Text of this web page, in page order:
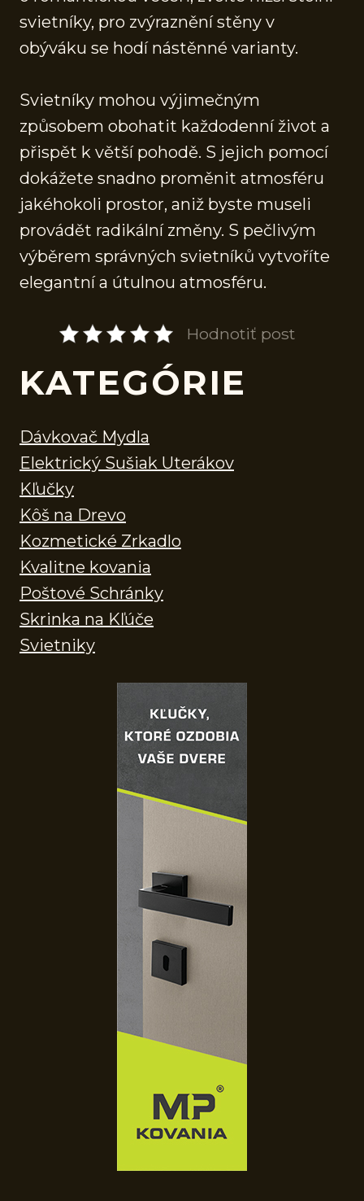
svietníky, pro zvýraznění stěny v
obýváku se hodí nástěnné varianty.
Svietníky mohou výjimečným
způsobem obohatit každodenní život a
přispět k větší pohodě. S jejich pomocí
dokážete snadno proměnit atmosféru
jakéhokoli prostor, aniž byste museli
provádět radikální změny. S pečlivým
výběrem správných svietníků vytvoříte
elegantní a útulnou atmosféru.
Hodnotiť post
KATEGÓRIE
Dávkovač Mydla
Elektrický Sušiak Uterákov
Kľučky
Kôš na Drevo
Kozmetické Zrkadlo
Kvalitne kovania
Poštové Schránky
Skrinka na Kľúče
Svietniky